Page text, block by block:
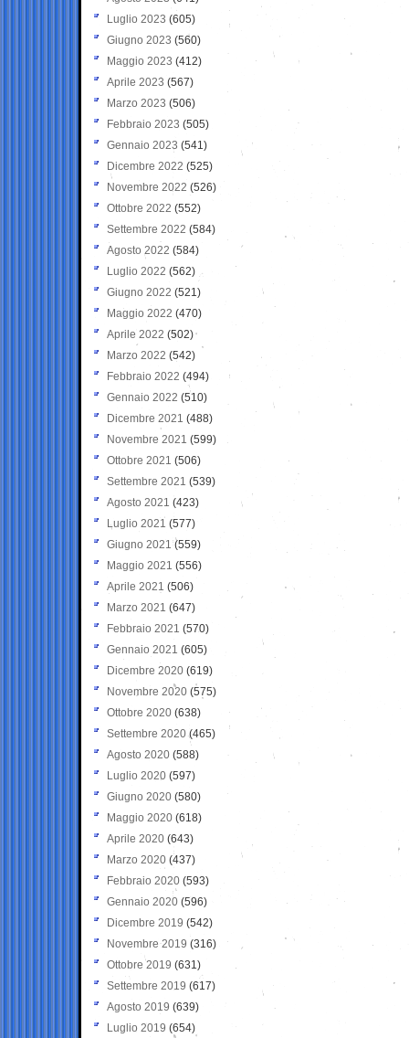
Luglio 2023 (605)
Giugno 2023 (560)
Maggio 2023 (412)
Aprile 2023 (567)
Marzo 2023 (506)
Febbraio 2023 (505)
Gennaio 2023 (541)
Dicembre 2022 (525)
Novembre 2022 (526)
Ottobre 2022 (552)
Settembre 2022 (584)
Agosto 2022 (584)
Luglio 2022 (562)
Giugno 2022 (521)
Maggio 2022 (470)
Aprile 2022 (502)
Marzo 2022 (542)
Febbraio 2022 (494)
Gennaio 2022 (510)
Dicembre 2021 (488)
Novembre 2021 (599)
Ottobre 2021 (506)
Settembre 2021 (539)
Agosto 2021 (423)
Luglio 2021 (577)
Giugno 2021(559)
Maggio 2021 (556)
Aprile 2021 (506)
Marzo 2021 (647)
Febbraio 2021 (570)
Gennaio 2021 (605)
Dicembre 2020 (619)
Novembre 2020 (575)
Ottobre 2020 (638)
Settembre 2020(465)
Agosto 2020 (588)
Luglio 2020 (597)
Giugno 2020 (580)
Maggio 2020 (618)
Aprile 2020 (643)
Marzo 2020 (437)
Febbraio 2020 (593)
Gennaio 2020 (596)
Dicembre 2019 (542)
Novembre 2019 (316)
Ottobre 2019 (631)
Settembre 2019 (617)
Agosto 2019 (639)
Luglio 2019 (654)